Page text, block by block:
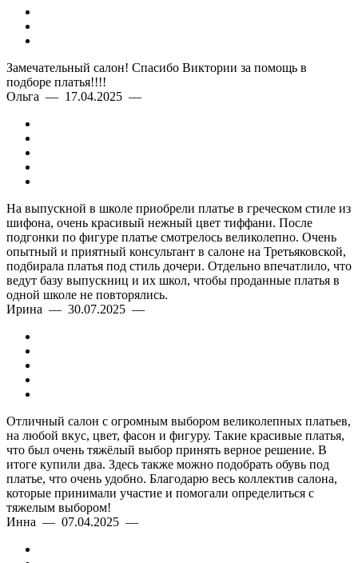
Замечательный салон! Спасибо Виктории за помощь в
подборе платья!!!!
Ольга — 17.04.2025 —
На выпускной в школе приобрели платье в греческом стиле из
шифона, очень красивый нежный цвет тиффани. После
подгонки по фигуре платье смотрелось великолепно. Очень
опытный и приятный консультант в салоне на Третьяковской,
подбирала платья под стиль дочери. Отдельно впечатлило, что
ведут базу выпускниц и их школ, чтобы проданные платья в
одной школе не повторялись.
Ирина — 30.07.2025 —
Отличный салон с огромным выбором великолепных платьев,
на любой вкус, цвет, фасон и фигуру. Такие красивые платья,
что был очень тяжёлый выбор принять верное решение. В
итоге купили два. Здесь также можно подобрать обувь под
платье, что очень удобно. Благодарю весь коллектив салона,
которые принимали участие и помогали определиться с
тяжелым выбором!
Инна — 07.04.2025 —